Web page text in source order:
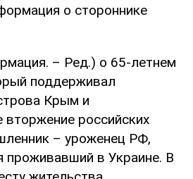
о стороннике
– Ред.) о 65-летнем
поддерживал
Крым и
российских
– уроженец РФ,
проживавший в Украине. В